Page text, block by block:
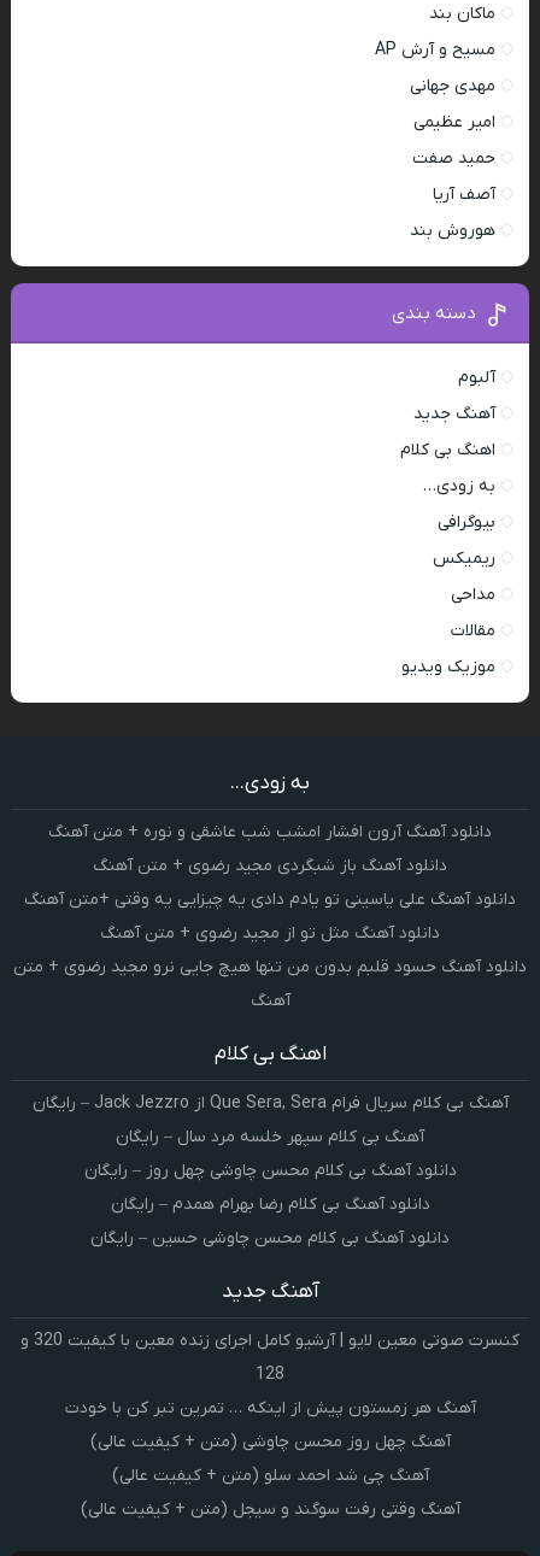
ماکان بند
مسیح و آرش AP
مهدی جهانی
امیر عظیمی
حمید صفت
آصف آریا
هوروش بند
دسته بندی
آلبوم
آهنگ جدید
اهنگ بی کلام
به زودی…
بیوگرافی
ریمیکس
مداحی
مقالات
موزیک ویدیو
به زودی...
دانلود آهنگ آرون افشار امشب شب عاشقی و نوره + متن آهنگ
دانلود آهنگ باز شبگردی مجید رضوی + متن آهنگ
دانلود آهنگ علی یاسینی تو یادم دادی یه چیزایی یه وقتی +متن آهنگ
دانلود آهنگ مثل تو از مجید رضوی + متن آهنگ
دانلود آهنگ حسود قلبم بدون من تنها هیچ جایی نرو مجید رضوی + متن
آهنگ
اهنگ بی کلام
آهنگ بی کلام سریال فرام Que Sera, Sera از Jack Jezzro – رایگان
آهنگ بی کلام سپهر خلسه مرد سال – رایگان
دانلود آهنگ بی کلام محسن چاوشی چهل روز – رایگان
دانلود آهنگ بی کلام رضا بهرام همدم – رایگان
دانلود آهنگ بی کلام محسن چاوشی حسین – رایگان
آهنگ جدید
کنسرت صوتی معین لایو | آرشیو کامل اجرای زنده معین با کیفیت 320 و
128
آهنگ هر زمستون پیش از اینکه … تمرین تبر کن با خودت
آهنگ چهل روز محسن چاوشی (متن + کیفیت عالی)
آهنگ چی شد احمد سلو (متن + کیفیت عالی)
آهنگ وقتی رفت سوگند و سیجل (متن + کیفیت عالی)